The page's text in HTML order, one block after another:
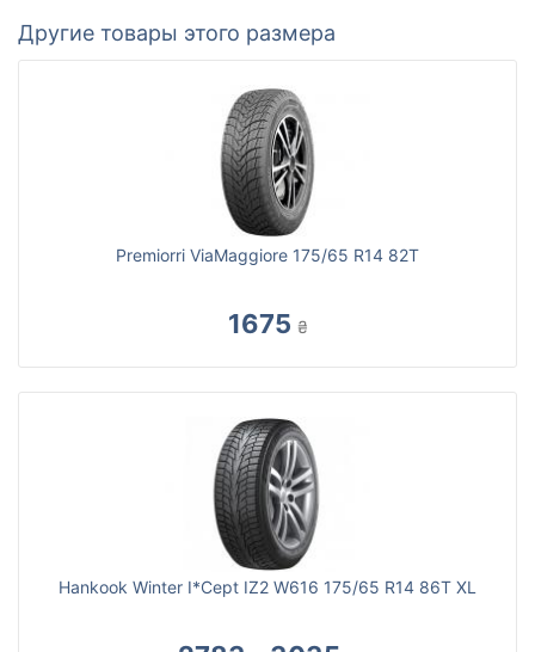
Другие товары этого размера
Premiorri ViaMaggiore 175/65 R14 82T
1675 ₴
Hankook Winter I*Cept IZ2 W616 175/65 R14 86T XL